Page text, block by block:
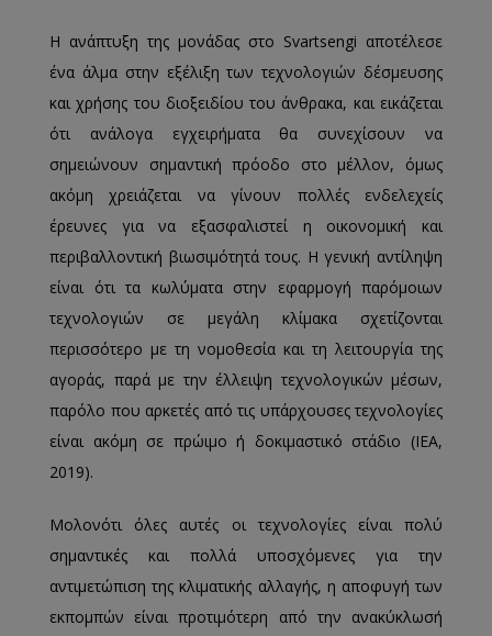
Η ανάπτυξη της μονάδας στο Svartsengi αποτέλεσε
ένα άλμα στην εξέλιξη των τεχνολογιών δέσμευσης
και χρήσης του διοξειδίου του άνθρακα, και εικάζεται
ότι ανάλογα εγχειρήματα θα συνεχίσουν να
σημειώνουν σημαντική πρόοδο στο μέλλον, όμως
ακόμη χρειάζεται να γίνουν πολλές ενδελεχείς
έρευνες για να εξασφαλιστεί η οικονομική και
περιβαλλοντική βιωσιμότητά τους. Η γενική αντίληψη
είναι ότι τα κωλύματα στην εφαρμογή παρόμοιων
τεχνολογιών σε μεγάλη κλίμακα σχετίζονται
περισσότερο με τη νομοθεσία και τη λειτουργία της
αγοράς, παρά με την έλλειψη τεχνολογικών μέσων,
παρόλο που αρκετές από τις υπάρχουσες τεχνολογίες
είναι ακόμη σε πρώιμο ή δοκιμαστικό στάδιο (IEA,
2019).
Μολονότι όλες αυτές οι τεχνολογίες είναι πολύ
σημαντικές και πολλά υποσχόμενες για την
αντιμετώπιση της κλιματικής αλλαγής, η αποφυγή των
εκπομπών είναι προτιμότερη από την ανακύκλωσή